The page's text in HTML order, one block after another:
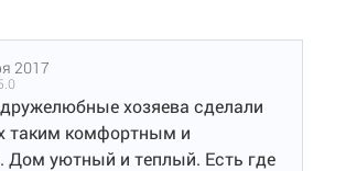
2017
хозяева сделали
таким комфортным и
Дом уютный и теплый. Есть где